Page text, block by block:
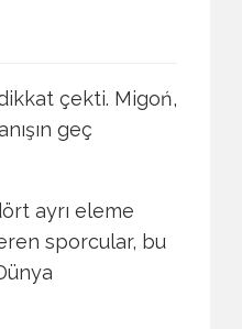
dikkat çekti. Migoń,
geç
ayrı eleme
sporcular, bu